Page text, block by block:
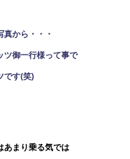
真から・・・
ツ御一行様って事で
です(笑)
あまり乗る気では